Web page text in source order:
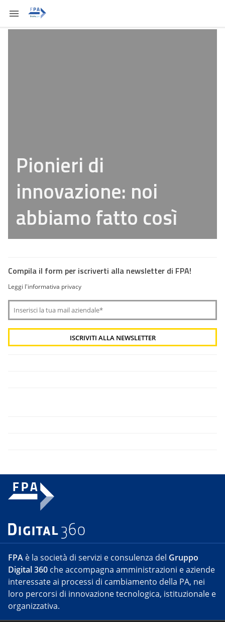
Pionieri di
innovazione: noi
abbiamo fatto così
Compila il form per iscriverti alla newsletter di FPA!
Leggi l'informativa privacy
FPA è la società di servizi e consulenza del Gruppo
Digital 360 che accompagna amministrazioni e aziende
interessate ai processi di cambiamento della PA, nei
loro percorsi di innovazione tecnologica, istituzionale e
organizzativa.